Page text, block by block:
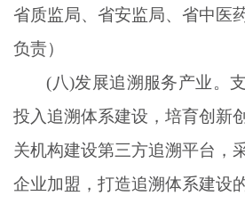
省质监局、省安监局、省中医
负责）
(八)发展追溯服务产业。
投入追溯体系建设，培育创新
关机构建设第三方追溯平台，
企业加盟，打造追溯体系建设